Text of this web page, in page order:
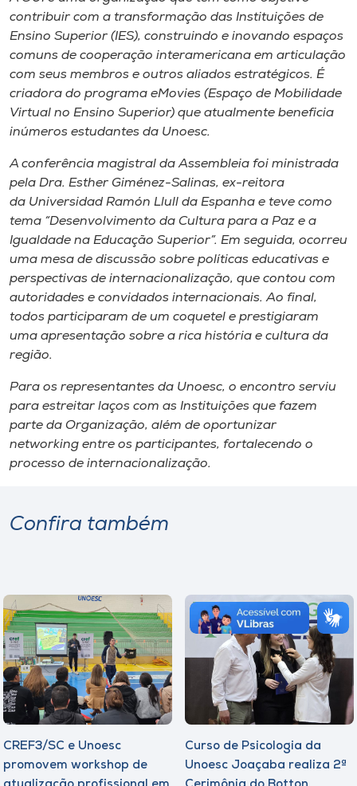
contribuir com a transformação das Instituições de
Ensino Superior (IES), construindo e inovando espaços
comuns de cooperação interamericana em articulação
com seus membros e outros aliados estratégicos. É
criadora do programa eMovies (Espaço de Mobilidade
Virtual no Ensino Superior) que atualmente beneficia
inúmeros estudantes da Unoesc.
A conferência magistral da Assembleia foi ministrada
pela Dra. Esther Giménez-Salinas, ex-reitora
da Universidad Ramón Llull da Espanha e teve como
tema “Desenvolvimento da Cultura para a Paz e a
Igualdade na Educação Superior”. Em seguida, ocorreu
uma mesa de discussão sobre políticas educativas e
perspectivas de internacionalização, que contou com
autoridades e convidados internacionais. Ao final,
todos participaram de um coquetel e prestigiaram
uma apresentação sobre a rica história e cultura da
região.
Para os representantes da Unoesc, o encontro serviu
para estreitar laços com as Instituições que fazem
parte da Organização, além de oportunizar
networking entre os participantes, fortalecendo o
processo de internacionalização.
Confira também
CREF3/SC e Unoesc
promovem workshop de
Curso de Psicologia da
Unoesc Joaçaba realiza 2ª